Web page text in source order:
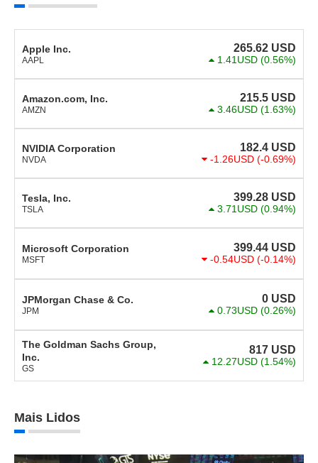
Apple Inc.
AAPL
265.62 USD
1.41USD (0.56%)
Amazon.com, Inc.
AMZN
215.5 USD
3.46USD (1.63%)
NVIDIA Corporation
NVDA
182.4 USD
-1.26USD (-0.69%)
Tesla, Inc.
TSLA
399.28 USD
3.71USD (0.94%)
Microsoft Corporation
MSFT
399.44 USD
-0.54USD (-0.14%)
JPMorgan Chase & Co.
JPM
0 USD
0.73USD (0.26%)
The Goldman Sachs Group,
Inc.
GS
817 USD
12.27USD (1.54%)
Mais Lidos